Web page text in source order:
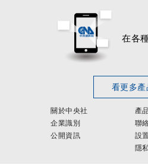
在各
看更多產
關於中央社
企業識別
公開資訊
產
聯
設
隱